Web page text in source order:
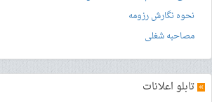
نحوه نگارش رزومه
مصاحبه شغلی
» تابلو اعلانات